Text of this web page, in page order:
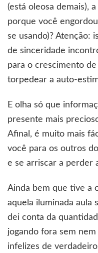
(está oleosa demais),
porque você
se usando)? Atenção:
de sinceridade
para o crescimento
torpedear a auto-
E olha só que
presente mais
Afinal, é muito mais
você para os outros
e se arriscar a perder
Ainda bem que tive a
aquela iluminada aula
dei conta da
jogando fora sem
infelizes de